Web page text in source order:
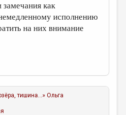
как
исполнению
на них внимание
тишина...» Ольга